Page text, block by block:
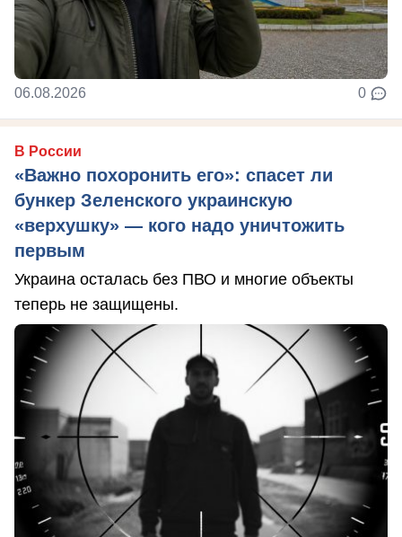
06.08.2026 0
В России
«Важно похоронить его»: спасет ли
бункер Зеленского украинскую
«верхушку» — кого надо уничтожить
первым
Украина осталась без ПВО и многие объекты
теперь не защищены.